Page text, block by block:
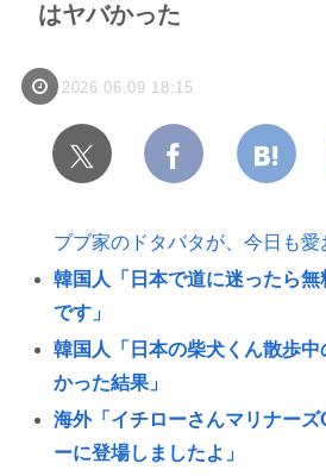
はヤバかった
2026.06.09 18:15
ブブ家のドタバタが、今日も愛
韓国人「日本で道に迷ったら
です」
韓国人「日本の柴犬くん散歩
かった結果」
海外「イチローさんマリナー
ーに登場しましたよ」